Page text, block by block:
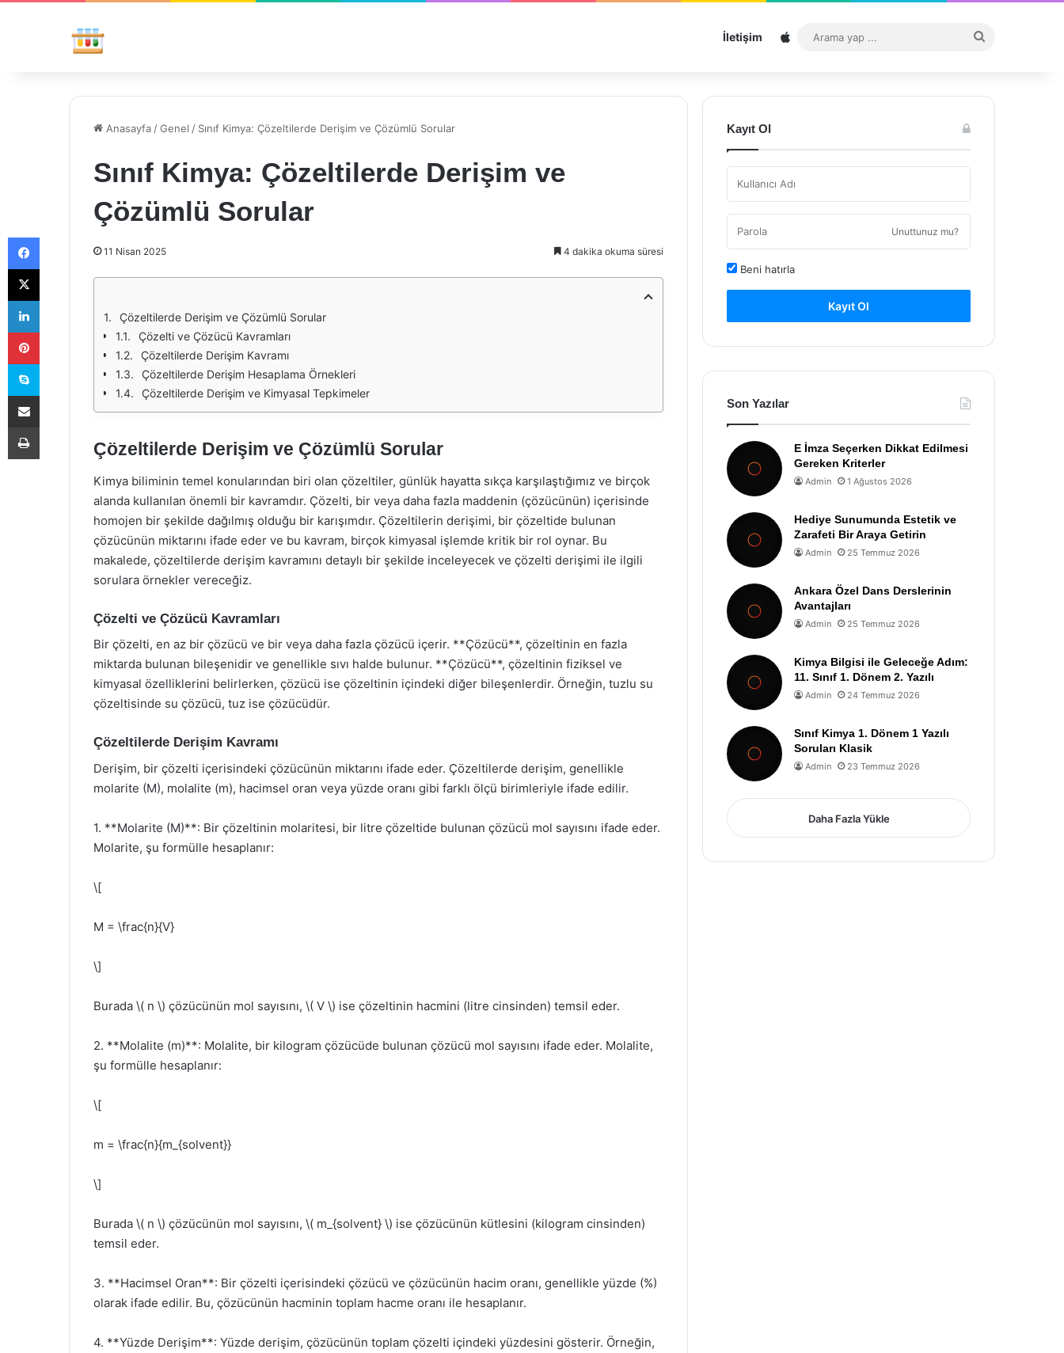
İletişim Sitemap
...
Anasayfa /Genel / Sınıf Kimya: Çözeltilerde Derişim ve Çözümlü Sorular
Sınıf Kimya: Çözeltilerde Derişim ve
Çözümlü Sorular
11 Nisan 2025 4 dakika okuma süresi
Çözeltilerde Derişim ve Çözümlü Sorular
Çözelti ve Çözücü Kavramları
Çözeltilerde Derişim Kavramı
Çözeltilerde Derişim Hesaplama Örnekleri
Çözeltilerde Derişim ve Kimyasal Tepkimeler
Çözeltilerde Derişim ve Çözümlü Sorular
Kimya biliminin temel konularından biri olan çözeltiler, günlük hayatta sıkça karşılaştığımız ve birçok
alanda kullanılan önemli bir kavramdır. Çözelti, bir veya daha fazla maddenin (çözücünün) içerisinde
homojen bir şekilde dağılmış olduğu bir karışımdır. Çözeltilerin derişimi, bir çözeltide bulunan
çözücünün miktarını ifade eder ve bu kavram, birçok kimyasal işlemde kritik bir rol oynar. Bu
makalede, çözeltilerde derişim kavramını detaylı bir şekilde inceleyecek ve çözelti derişimi ile ilgili
sorulara örnekler vereceğiz.
Çözelti ve Çözücü Kavramları
Bir çözelti, en az bir çözücü ve bir veya daha fazla çözücü içerir. **Çözücü**, çözeltinin en fazla
miktarda bulunan bileşenidir ve genellikle sıvı halde bulunur. **Çözücü**, çözeltinin fiziksel ve
kimyasal özelliklerini belirlerken, çözücü ise çözeltinin içindeki diğer bileşenlerdir. Örneğin, tuzlu su
çözeltisinde su çözücü, tuz ise çözücüdür.
Çözeltilerde Derişim Kavramı
Derişim, bir çözelti içerisindeki çözücünün miktarını ifade eder. Çözeltilerde derişim, genellikle
molarite (M), molalite (m), hacimsel oran veya yüzde oranı gibi farklı ölçü birimleriyle ifade edilir.
1. **Molarite (M)**: Bir çözeltinin molaritesi, bir litre çözeltide bulunan çözücü mol sayısını ifade eder.
Molarite, şu formülle hesaplanır:
\[
M = \frac{n}{V}
\]
Burada \( n \) çözücünün mol sayısını, \( V \) ise çözeltinin hacmini (litre cinsinden) temsil eder.
2. **Molalite (m)**: Molalite, bir kilogram çözücüde bulunan çözücü mol sayısını ifade eder. Molalite,
şu formülle hesaplanır:
\[
m = \frac{n}{m_{solvent}}
\]
Burada \( n \) çözücünün mol sayısını, \( m_{solvent} \) ise çözücünün kütlesini (kilogram cinsinden)
temsil eder.
3. **Hacimsel Oran**: Bir çözelti içerisindeki çözücü ve çözücünün hacim oranı, genellikle yüzde (%)
olarak ifade edilir. Bu, çözücünün hacminin toplam hacme oranı ile hesaplanır.
4. **Yüzde Derişim**: Yüzde derişim, çözücünün toplam çözelti içindeki yüzdesini gösterir. Örneğin,
Kayıt Ol
Unuttunuz mu?
Beni hatırla
Kayıt Ol
Son Yazılar
E İmza Seçerken Dikkat Edilmesi
Gereken Kriterler
Admin 1 Ağustos 2026
Hediye Sunumunda Estetik ve
Zarafeti Bir Araya Getirin
Admin 25 Temmuz 2026
Ankara Özel Dans Derslerinin
Avantajları
Admin 25 Temmuz 2026
Kimya Bilgisi ile Geleceğe Adım:
11. Sınıf 1. Dönem 2. Yazılı
Admin 24 Temmuz 2026
Sınıf Kimya 1. Dönem 1 Yazılı
Soruları Klasik
Admin 23 Temmuz 2026
Daha Fazla Yükle
Facebook
X
LinkedIn
Pinterest
Skype
E-Posta ile paylaş